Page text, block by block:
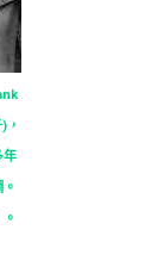
，
年